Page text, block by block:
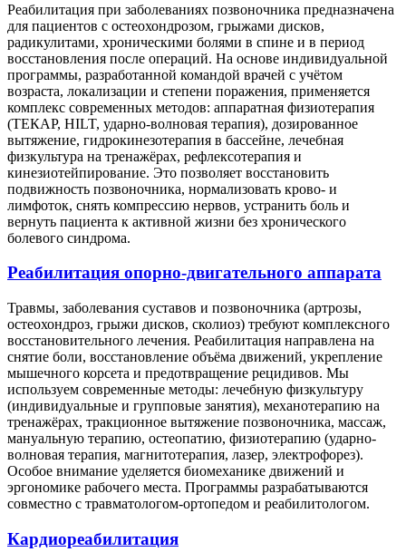
Реабилитация при заболеваниях позвоночника предназначена
для пациентов с остеохондрозом, грыжами дисков,
радикулитами, хроническими болями в спине и в период
восстановления после операций. На основе индивидуальной
программы, разработанной командой врачей с учётом
возраста, локализации и степени поражения, применяется
комплекс современных методов: аппаратная физиотерапия
(ТЕКАР, HILT, ударно-волновая терапия), дозированное
вытяжение, гидрокинезотерапия в бассейне, лечебная
физкультура на тренажёрах, рефлексотерапия и
кинезиотейпирование. Это позволяет восстановить
подвижность позвоночника, нормализовать крово- и
лимфоток, снять компрессию нервов, устранить боль и
вернуть пациента к активной жизни без хронического
болевого синдрома.
Реабилитация опорно-двигательного аппарата
Травмы, заболевания суставов и позвоночника (артрозы,
остеохондроз, грыжи дисков, сколиоз) требуют комплексного
восстановительного лечения. Реабилитация направлена на
снятие боли, восстановление объёма движений, укрепление
мышечного корсета и предотвращение рецидивов. Мы
используем современные методы: лечебную физкультуру
(индивидуальные и групповые занятия), механотерапию на
тренажёрах, тракционное вытяжение позвоночника, массаж,
мануальную терапию, остеопатию, физиотерапию (ударно-
волновая терапия, магнитотерапия, лазер, электрофорез).
Особое внимание уделяется биомеханике движений и
эргономике рабочего места. Программы разрабатываются
совместно с травматологом-ортопедом и реабилитологом.
Кардиореабилитация